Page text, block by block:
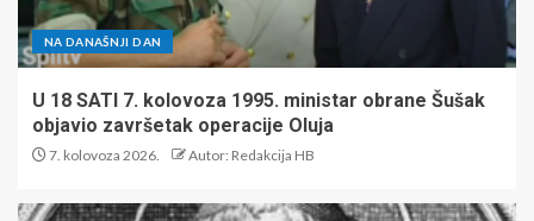
NA DANAŠNJI DAN
U 18 SATI 7. kolovoza 1995. ministar obrane Šušak
objavio završetak operacije Oluja
7. kolovoza 2026. Autor: Redakcija HB